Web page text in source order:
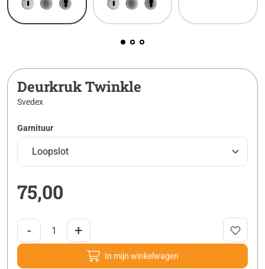
Deurkruk Twinkle
Svedex
Garnituur
75,00
- +
In mijn winkelwagen